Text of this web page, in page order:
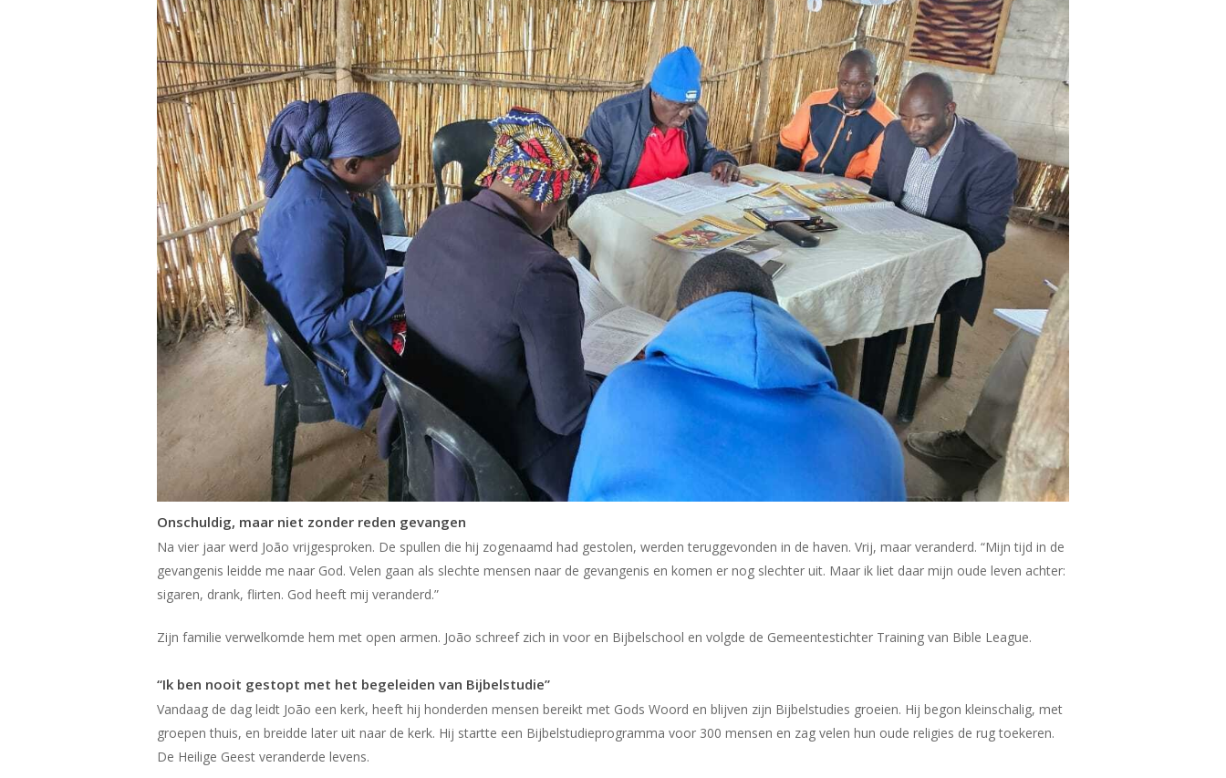
Onschuldig, maar niet zonder reden gevangen
Na vier jaar werd João vrijgesproken. De spullen die hij zogenaamd had gestolen, werden teruggevonden in de haven. Vrij, maar veranderd. “Mijn tijd in de
gevangenis leidde me naar God. Velen gaan als slechte mensen naar de gevangenis en komen er nog slechter uit. Maar ik liet daar mijn oude leven achter:
sigaren, drank, flirten. God heeft mij veranderd.”
Zijn familie verwelkomde hem met open armen. João schreef zich in voor en Bijbelschool en volgde de Gemeentestichter Training van Bible League.
“Ik ben nooit gestopt met het begeleiden van Bijbelstudie”
Vandaag de dag leidt João een kerk, heeft hij honderden mensen bereikt met Gods Woord en blijven zijn Bijbelstudies groeien. Hij begon kleinschalig, met
groepen thuis, en breidde later uit naar de kerk. Hij startte een Bijbelstudieprogramma voor 300 mensen en zag velen hun oude religies de rug toekeren.
De Heilige Geest veranderde levens.